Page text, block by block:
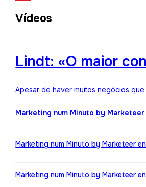
Vídeos
Lindt: «O maior
Apesar de haver muitos negócios
Marketing num Minuto by
Marketing num Minuto by Marketeer
Marketing num Minuto by Marketeer